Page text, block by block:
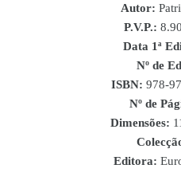
Autor:
P.V.P.:
Data 1ª
Nº de
ISBN: 978-
Nº de
Dimensões:
Editora: